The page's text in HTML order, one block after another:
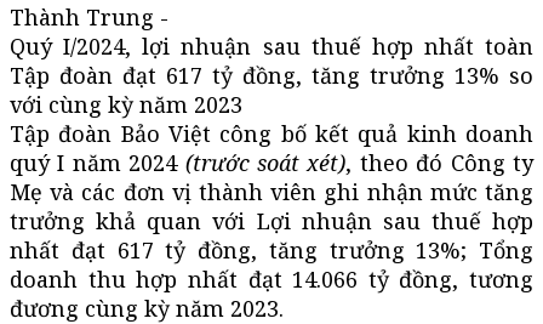
Thành Trung -
Quý I/2024, lợi nhuận sau thuế hợp nhất toàn
Tập đoàn đạt 617 tỷ đồng, tăng trưởng 13% so
với cùng kỳ năm 2023
Tập đoàn Bảo Việt công bố kết quả kinh doanh
quý I năm 2024 (trước soát xét), theo đó Công ty
Mẹ và các đơn vị thành viên ghi nhận mức tăng
trưởng khả quan với Lợi nhuận sau thuế hợp
nhất đạt 617 tỷ đồng, tăng trưởng 13%; Tổng
doanh thu hợp nhất đạt 14.066 tỷ đồng, tương
đương cùng kỳ năm 2023.